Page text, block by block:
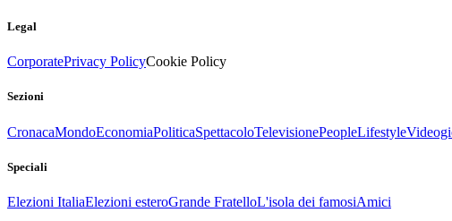
Legal
CorporatePrivacy PolicyCookie Policy
Sezioni
CronacaMondoEconomiaPoliticaSpettacoloTelevisionePeopleLifestyle
Speciali
Elezioni ItaliaElezioni esteroGrande FratelloL'isola dei famosiAmici